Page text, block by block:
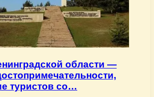
области —
туристов со…